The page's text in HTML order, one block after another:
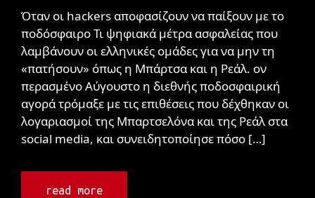
Όταν οι hackers αποφασίζουν να παίξουν με το
ποδόσφαιρο Τι ψηφιακά μέτρα ασφαλείας που
λαμβάνουν οι ελληνικές ομάδες για να μην τη
«πατήσουν» όπως η Μπάρτσα και η Ρεάλ. ον
περασμένο Αύγουστο η διεθνής ποδοσφαιρική
αγορά τρόμαξε με τις επιθέσεις που δέχθηκαν οι
λογαριασμοί της Μπαρτσελόνα και της Ρεάλ στα
social media, και συνειδητοποίησε πόσο […]
read more